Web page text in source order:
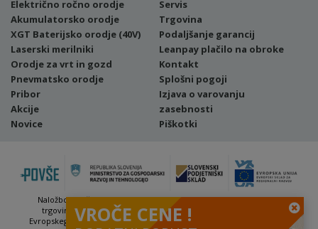
Električno ročno orodje
Akumulatorsko orodje
XGT Baterijsko orodje (40V)
Laserski merilniki
Orodje za vrt in gozd
Pnevmatsko orodje
Pribor
Akcije
Novice
Servis
Trgovina
Podaljšanje garancij
Leanpay plačilo na obroke
Kontakt
Splošni pogoji
Izjava o varovanju
zasebnosti
Piškotki
Naložbo (Vavčer za digitalni marketing - spletna stran ter spletna
trgovina) sofinancirata Republika Slovenija in Evropska unija iz
Evropskega sklada za regionalni razvoj. Sofinanciranje se je pridobilo
VROČE CENE !